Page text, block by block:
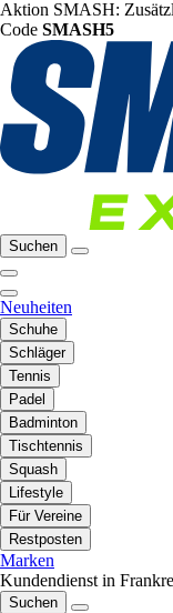
Aktion SMASH:
Code SMASH5
Suchen
Neuheiten
Schuhe
Schläger
Tennis
Padel
Badminton
Tischtennis
Squash
Lifestyle
Für Vereine
Restposten
Marken
Kundendienst in
Suchen